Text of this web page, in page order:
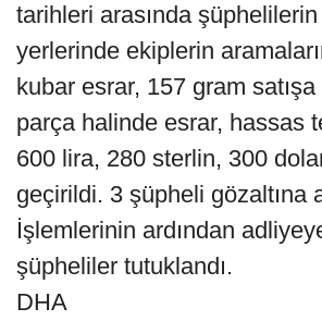
tarihleri arasında
yerlerinde ekiplerin
kubar esrar, 157 gram satışa
parça halinde esrar, hassas
600 lira, 280 sterlin, 300
geçirildi. 3 şüpheli gözaltına
İşlemlerinin ardından
şüpheliler tutuklandı.
DHA